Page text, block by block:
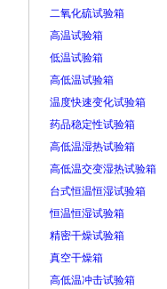
二氧化硫试验箱
高温试验箱
低温试验箱
高低温试验箱
温度快速变化试验箱
药品稳定性试验箱
高低温湿热试验箱
高低温交变湿热试验箱
台式恒温恒湿试验箱
恒温恒湿试验箱
精密干燥试验箱
真空干燥箱
高低温冲击试验箱